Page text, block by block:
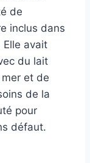
de
inclus dans
avait
du lait
mer et de
de la
pour
défaut.